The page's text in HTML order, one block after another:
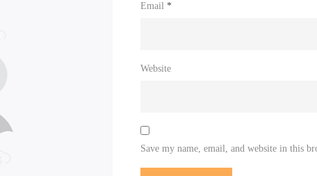
Email *
Website
Save my name, email, and website in this